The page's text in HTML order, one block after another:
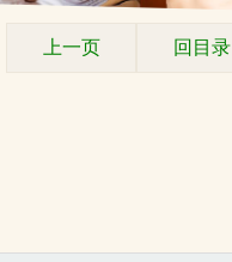
上一页 回目录